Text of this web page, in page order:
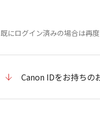
既にログイン済みの場合は再
Canon IDをお持ちの